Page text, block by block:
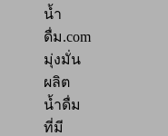
น้ำ
ดื่ม.com
มุ่งมั่น
ผลิต
น้ำดื่ม
ที่มี